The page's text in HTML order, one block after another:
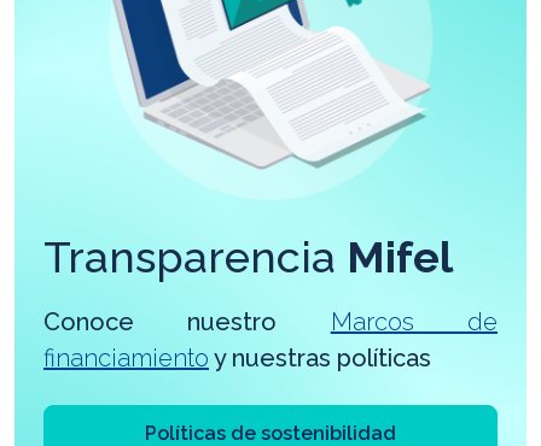
Transparencia Mifel
Conoce nuestro Marcos de
financiamiento y nuestras políticas
Políticas de sostenibilidad